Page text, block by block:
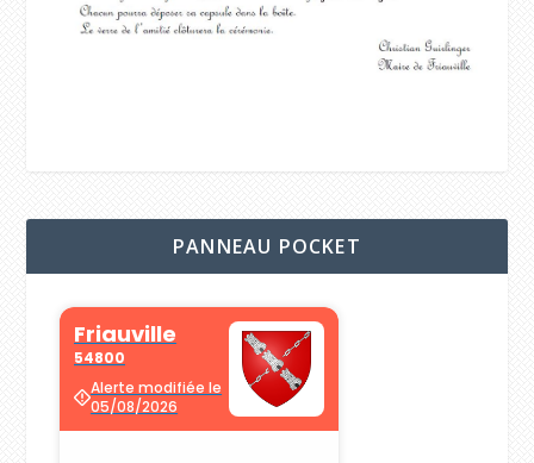
PANNEAU POCKET